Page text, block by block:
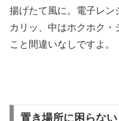
揚げたて風に。電子レン
カリッ、中はホクホク
こと間違いなしですよ。
置き場所に困らな